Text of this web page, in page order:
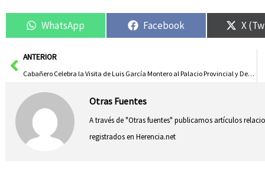
WhatsApp Facebook X
AntANTERIOR
Cabañero Celebra la Visita de Luis García Montero al Palacio Provincial y Destaca su Relevancia Cultural en España
Otras Fuentes
A través de "Otras fuentes" publicamos artículos
registrados en Herencia.net